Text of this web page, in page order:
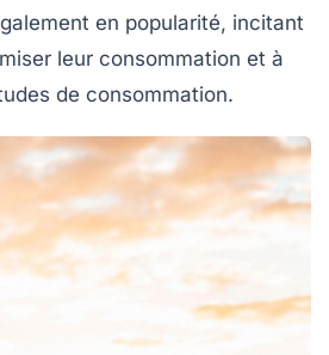
en popularité, incitant
leur consommation et à
de consommation.